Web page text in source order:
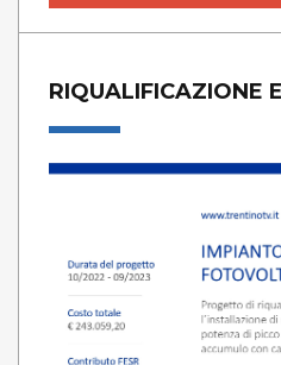
RIQUALIFICAZIONE